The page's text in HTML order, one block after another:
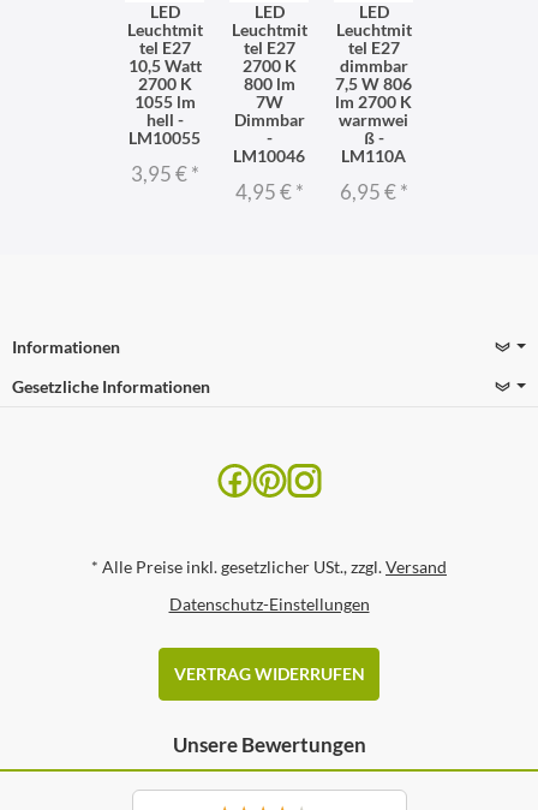
LED
Leuchtmit
tel E27
10,5 Watt
2700 K
1055 lm
hell -
LM10055
3,95 €*
LED
Leuchtmit
tel E27
2700 K
800 lm
7W
Dimmbar
-
LM10046
4,95 €*
LED
Leuchtmit
tel E27
dimmbar
7,5 W 806
lm 2700 K
warmwei
ß -
LM110A
6,95 €*
Informationen
Gesetzliche Informationen
* Alle Preise inkl. gesetzlicher USt., zzgl.Versand
Datenschutz-Einstellungen
VERTRAG WIDERRUFEN
Unsere Bewertungen